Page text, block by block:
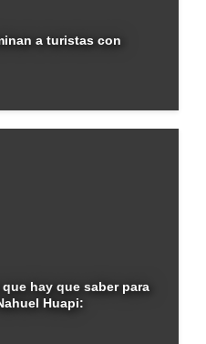
a turistas con
hay que saber para
Huapi: